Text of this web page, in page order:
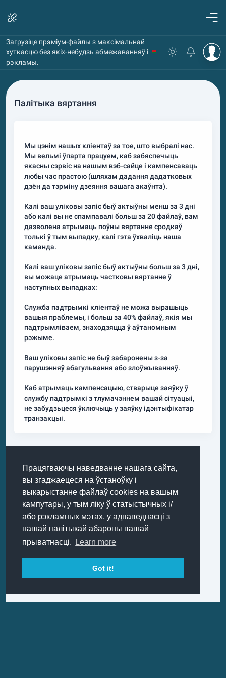
Працягваючы наведванне нашага сайта,
вы згаджаецеся на ўстаноўку і
выкарыстанне файлаў cookies на вашым
кампутары, у тым ліку ў статыстычных і/
або рэкламных мэтах, у адпаведнасці з
нашай палітыкай абароны вашай
прыватнасці.
Learn more
Got it!
Загрузіце прэміум-файлы з максімальнай
хуткасцю без якіх-небудзь абмежаванняў і
рэкламы.
Палітыка вяртання
Мы цэнім нашых кліентаў за тое, што выбралі нас.
Мы вельмі ўпарта працуем, каб забяспечыць
якасны сэрвіс на нашым вэб-сайце і кампенсаваць
любы час прастою (шляхам дадання дадатковых
дзён да тэрміну дзеяння вашага акаўнта).
Калі ваш уліковы запіс быў актыўны менш за 3 дні
або калі вы не спампавалі больш за 20 файлаў, вам
дазволена атрымаць поўны вяртанне сродкаў
толькі ў тым выпадку, калі гэта ўхваліць наша
каманда.
Калі ваш уліковы запіс быў актыўны больш за 3 дні,
вы можаце атрымаць частковы вяртанне ў
наступных выпадках:
Служба падтрымкі кліентаў не можа вырашыць
вашыя праблемы, і больш за 40% файлаў, якія мы
падтрымліваем, знаходзяцца ў аўтаномным
рэжыме.
Ваш уліковы запіс не быў забаронены з-за
парушэнняў абагульвання або злоўжыванняў.
Каб атрымаць кампенсацыю, стварыце заяўку ў
службу падтрымкі з тлумачэннем вашай сітуацыі,
не забудзьцеся ўключыць у заяўку ідэнтыфікатар
транзакцыі.